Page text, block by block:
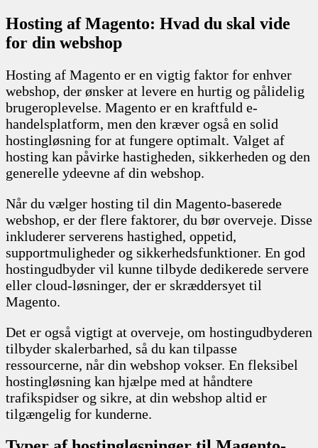
Hosting af Magento: Hvad du skal vide
for din webshop
Hosting af Magento er en vigtig faktor for enhver
webshop, der ønsker at levere en hurtig og pålidelig
brugeroplevelse. Magento er en kraftfuld e-
handelsplatform, men den kræver også en solid
hostingløsning for at fungere optimalt. Valget af
hosting kan påvirke hastigheden, sikkerheden og den
generelle ydeevne af din webshop.
Når du vælger hosting til din Magento-baserede
webshop, er der flere faktorer, du bør overveje. Disse
inkluderer serverens hastighed, oppetid,
supportmuligheder og sikkerhedsfunktioner. En god
hostingudbyder vil kunne tilbyde dedikerede servere
eller cloud-løsninger, der er skræddersyet til
Magento.
Det er også vigtigt at overveje, om hostingudbyderen
tilbyder skalerbarhed, så du kan tilpasse
ressourcerne, når din webshop vokser. En fleksibel
hostingløsning kan hjælpe med at håndtere
trafikspidser og sikre, at din webshop altid er
tilgængelig for kunderne.